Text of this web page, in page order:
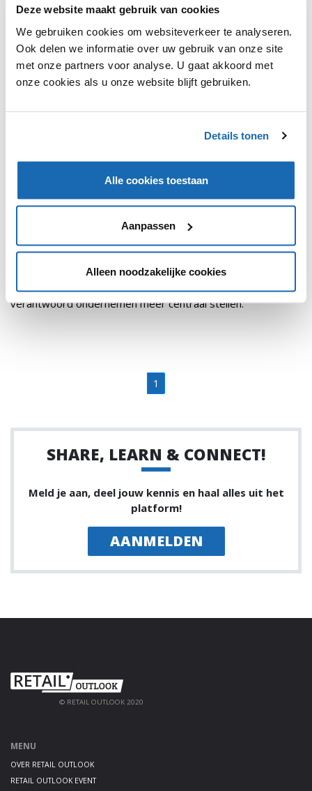
Deze website maakt gebruik van cookies
We gebruiken cookies om websiteverkeer te analyseren.
Ook delen we informatie over uw gebruik van onze site
met onze partners voor analyse. U gaat akkoord met
onze cookies als u onze website blijft gebruiken.
Details tonen
Alle cookies toestaan
Aanpassen
Alleen noodzakelijke cookies
132
ALDI NORD EN ALDI SUD LANCEREN SAMEN KEURMERK
RETAIL OUTLOOK 18 JANUARI 2018 132
TRENDS
Aldi Nord en Sud willen hiermee maatschappelijk
verantwoord ondernemen meer centraal stellen.
1
SHARE, LEARN & CONNECT!
Meld je aan, deel jouw kennis en haal alles uit het
platform!
AANMELDEN
© RETAIL OUTLOOK 2020
MENU
OVER RETAIL OUTLOOK
RETAIL OUTLOOK EVENT